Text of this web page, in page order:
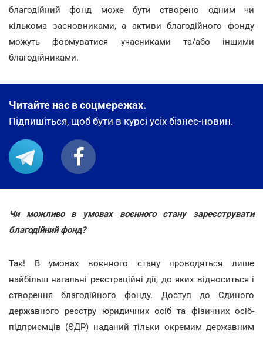
благодійний фонд може бути створено одним чи
кількома засновниками, а активи благодійного фонду
можуть формуватися учасниками та/або іншими
благодійниками.
Читайте нас в соцмережах.
Підпишіться, щоб бути в курсі усіх бізнес-новин.
Чи можливо в умовах воєнного стану зареєструвати
благодійний фонд?
Так! В умовах воєнного стану проводяться лише
найбільш нагальні реєстраційні дії, до яких відноситься і
створення благодійного фонду. Доступ до Єдиного
державного реєстру юридичних осіб та фізичних осіб-
підприємців (ЄДР) наданий тільки окремим державним